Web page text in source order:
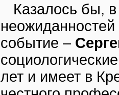
Казалось бы,
событие –
лет и имеет в